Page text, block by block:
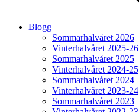
Blogg
Sommarhalvåret 2026
Vinterhalvåret 2025-26
Sommarhalvåret 2025
Vinterhalvåret 2024-25
Sommarhalvåret 2024
Vinterhalvåret 2023-24
Sommarhalvåret 2023